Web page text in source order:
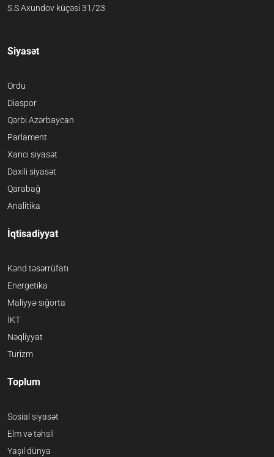
S.S.Axundov küçəsi 31/23
Siyasət
Ordu
Diaspor
Qərbi Azərbaycan
Parlament
Xarici siyasət
Daxili siyasət
Qarabağ
Analitika
İqtisadiyyat
Kənd təsərrüfatı
Energetika
Maliyyə-sığorta
İKT
Nəqliyyat
Turizm
Toplum
Sosial siyasət
Elm və təhsil
Yaşıl dünya